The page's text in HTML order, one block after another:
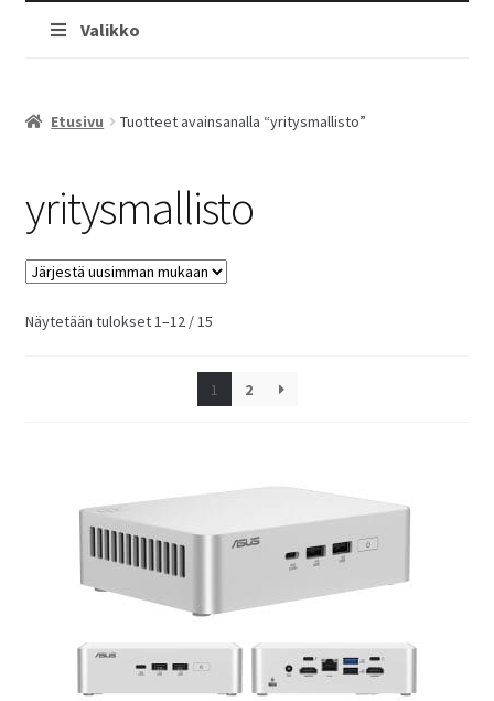
Valikko
Etusivu Tuotteet avainsanalla “yritysmallisto”
yritysmallisto
Näytetään tulokset 1–12 / 15Sorted
latest
1
2